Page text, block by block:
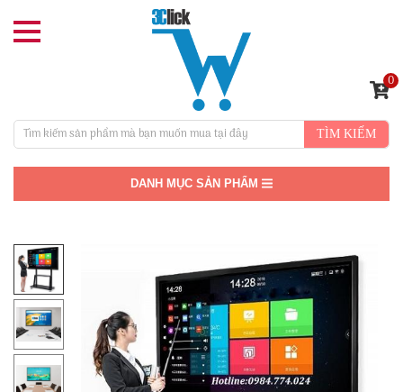
TÌM KIẾM
0
DANH MỤC SẢN PHẨM